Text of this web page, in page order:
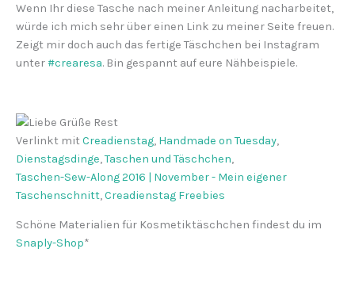
Wenn Ihr diese Tasche nach meiner Anleitung nacharbeitet,
würde ich mich sehr über einen Link zu meiner Seite freuen.
Zeigt mir doch auch das fertige Täschchen bei Instagram
unter#crearesa. Bin gespannt auf eure Nähbeispiele.
Verlinkt mitCreadienstag, Handmade on Tuesday,
Dienstagsdinge,Taschen und Täschchen,
Taschen-Sew-Along 2016 | November - Mein eigener
Taschenschnitt,Creadienstag Freebies
Schöne Materialien für Kosmetiktäschchen findest du im
Snaply-Shop*